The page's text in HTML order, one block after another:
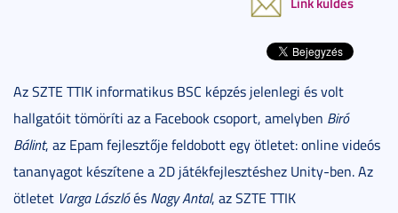
Az SZTE TTIK informatikus BSC képzés jelenlegi és volt
hallgatóit tömöríti az a Facebook csoport, amelyben Biró
Bálint, az Epam fejlesztője feldobott egy ötletet: online videós
tananyagot készítene a 2D játékfejlesztéshez Unity-ben. Az
ötletet Varga Lászlóés Nagy Antal, az SZTE TTIK